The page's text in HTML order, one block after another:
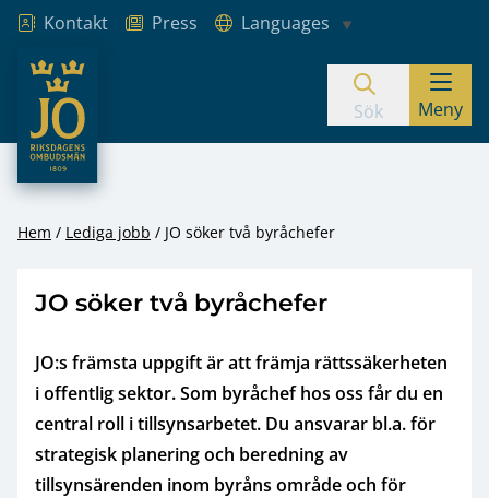
Hoppa till innehåll
Kontakt Press
Languages
JO – Riksdagens Ombudsmän
Sök Meny
Hem Lediga jobb JO söker två byråchefer
JO söker två byråchefer
JO:s främsta uppgift är att främja rättssäkerheten
i offentlig sektor. Som byråchef hos oss får du en
central roll i tillsynsarbetet. Du ansvarar bl.a. för
strategisk planering och beredning av
tillsynsärenden inom byråns område och för